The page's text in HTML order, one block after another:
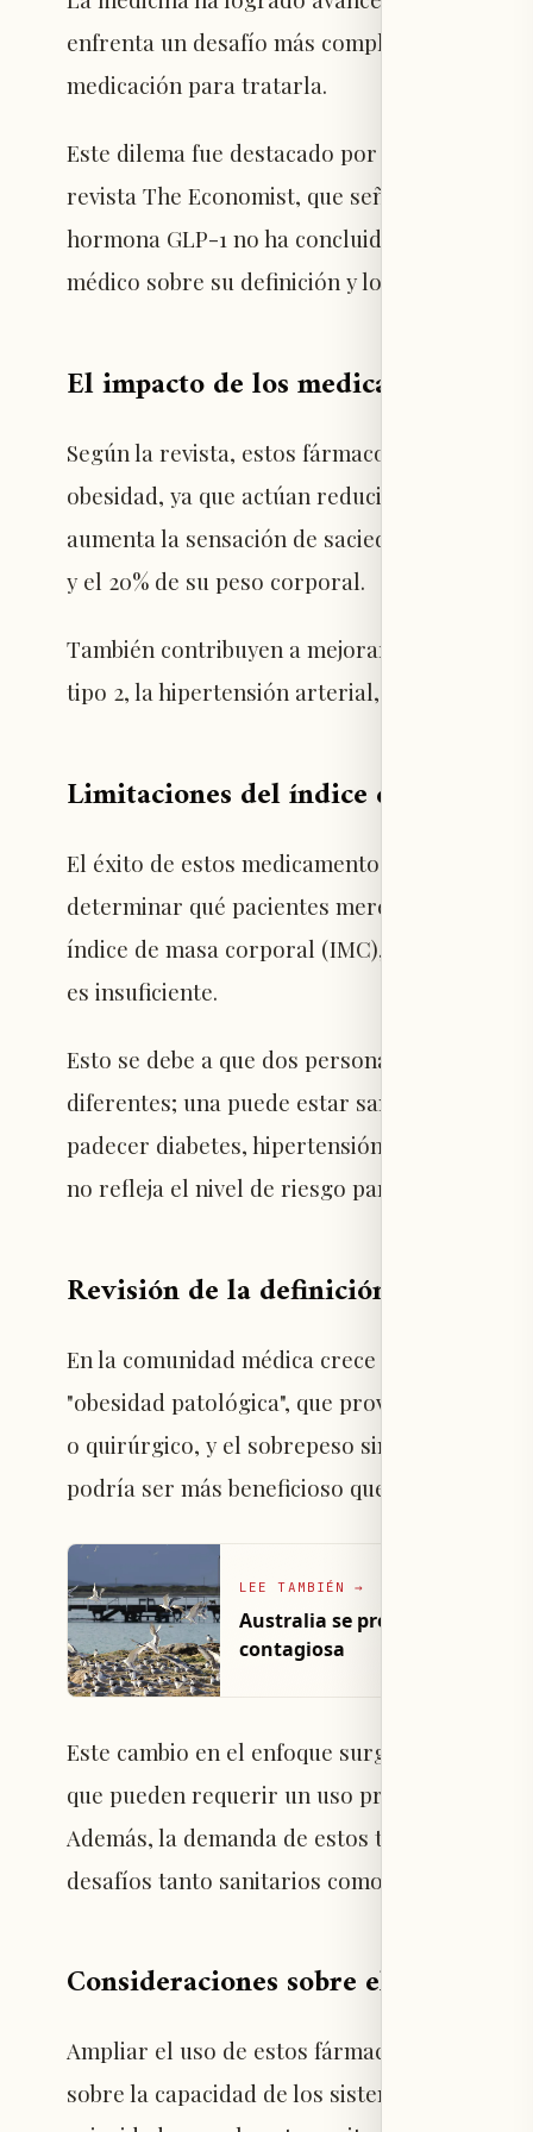
enfrenta un desafío más complejo: definir
medicación para tratarla.
Este dilema fue destacado por el programa
revista The Economist, que señala que la
hormona GLP-1 no ha concluido la batalla
médico sobre su definición y los criterios
El impacto de los medicamentos en
Según la revista, estos fármacos
obesidad, ya que actúan reduciendo el
aumenta la sensación de saciedad. Además,
y el 20% de su peso corporal.
También contribuyen a mejorar
tipo 2, la hipertensión arterial,
Limitaciones del índice de masa
El éxito de estos medicamentos ha puesto
determinar qué pacientes merecen el
índice de masa corporal (IMC), pero
es insuficiente.
Esto se debe a que dos personas con el
diferentes; una puede estar sana sin
padecer diabetes, hipertensión y
no refleja el nivel de riesgo para la salud.
Revisión de la definición médica de
En la comunidad médica crece el apoyo a
"obesidad patológica", que provoca
o quirúrgico, y el sobrepeso sin daño
podría ser más beneficioso que recurrir a
LEE TAMBIÉN →
Australia se prepara ante
contagiosa
Este cambio en el enfoque surge también
que pueden requerir un uso prolongado, y
Además, la demanda de estos tratamientos
desafíos tanto sanitarios como económicos
Consideraciones sobre el acceso y
Ampliar el uso de estos fármacos a todas
sobre la capacidad de los sistemas de salud